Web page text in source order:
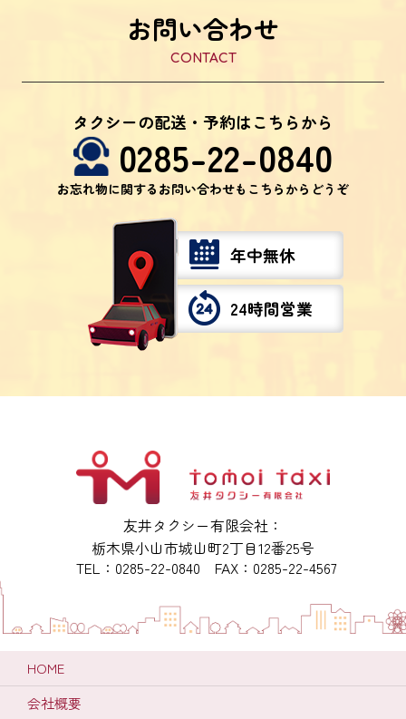
お問い合わせ
CONTACT
タクシーの配送・予約はこちらから
0285-22-0840
お忘れ物に関するお問い合わせもこちらからどうぞ
年中無休
24時間営業
友井タクシー有限会社：
栃木県小山市城山町2丁目12番25号
TEL：0285-22-0840 FAX：0285-22-4567
HOME
会社概要